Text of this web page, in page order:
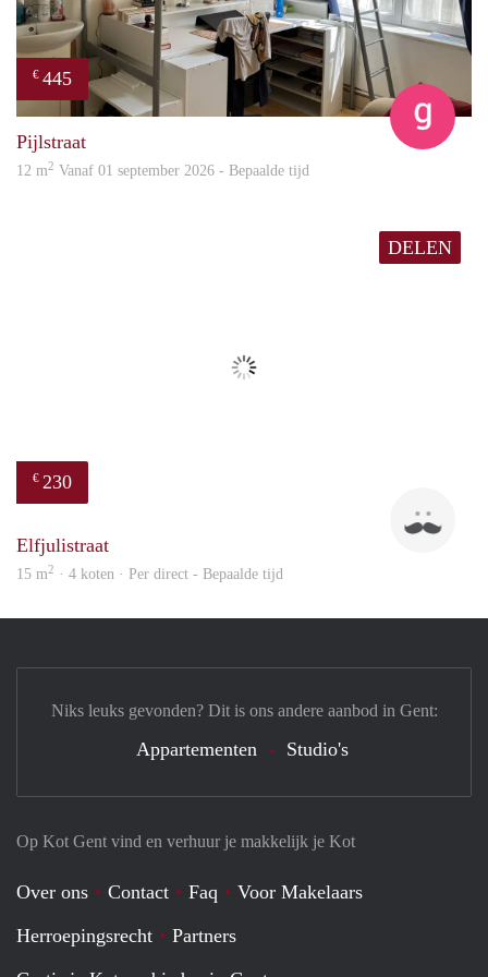
€ 445
Pijlstraat
12 m2 Vanaf 01 september 2026 - Bepaalde tijd
DELEN
€ 230
Elfjulistraat
15 m2 · 4 koten · Per direct - Bepaalde tijd
Op Kot Gent vind en verhuur je makkelijk je Kot
Over ons Contact Faq
Voor Makelaars
Herroepingsrecht
Partners
Niks leuks gevonden? Dit is ons andere aanbod in Gent:
Appartementen Studio's